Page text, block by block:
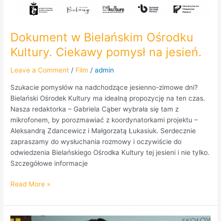
Dokument w Bielańskim Ośrodku
Kultury. Ciekawy pomysł na jesień.
Leave a Comment / Film /admin
Szukacie pomysłów na nadchodzące jesienno-zimowe dni?
Bielański Ośrodek Kultury ma idealną propozycję na ten czas.
Nasza redaktorka – Gabriela Cąber wybrała się tam z
mikrofonem, by porozmawiać z koordynatorkami projektu –
Aleksandrą Zdancewicz i Małgorzatą Łukasiuk. Serdecznie
zapraszamy do wysłuchania rozmowy i oczywiście do
odwiedzenia Bielańskiego Ośrodka Kultury tej jesieni i nie tylko.
Szczegółowe informacje
Read More »